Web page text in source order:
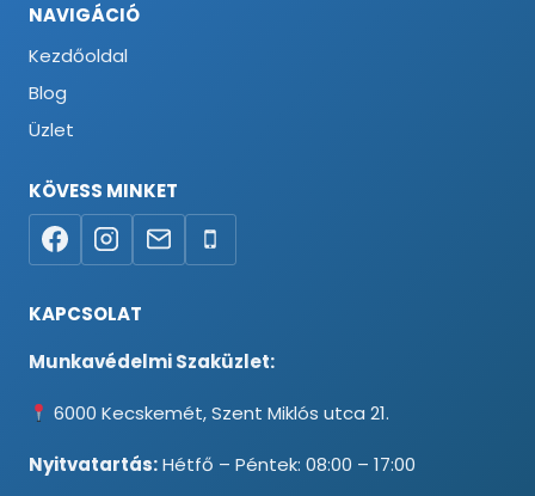
NAVIGÁCIÓ
Kezdőoldal
Blog
Üzlet
KÖVESS MINKET
KAPCSOLAT
Munkavédelmi Szaküzlet:
6000 Kecskemét, Szent Miklós utca 21.
Nyitvatartás:Hétfő – Péntek: 08:00 – 17:00